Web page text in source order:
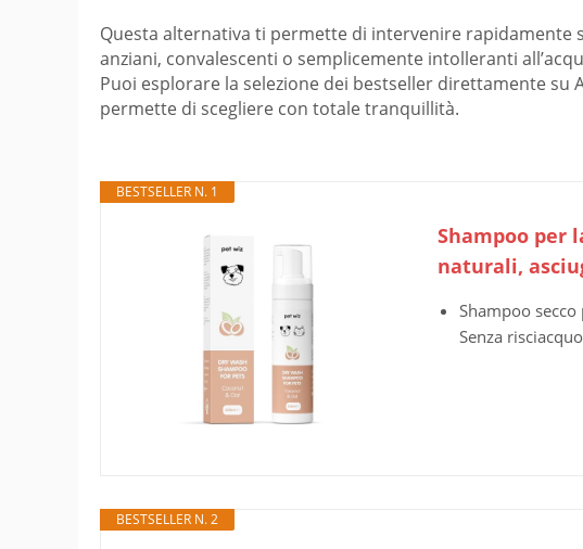
Questa alternativa ti permette di intervenire rapidamente
anziani, convalescenti o semplicemente intolleranti
Puoi esplorare la selezione dei bestseller direttamente su
permette di scegliere con totale tranquillità.
BESTSELLER N. 1
Shampoo per
naturali,
Shampoo
Senza
BESTSELLER N. 2